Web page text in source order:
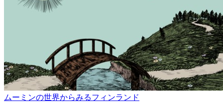
ムーミンの世界からみるフィンランド